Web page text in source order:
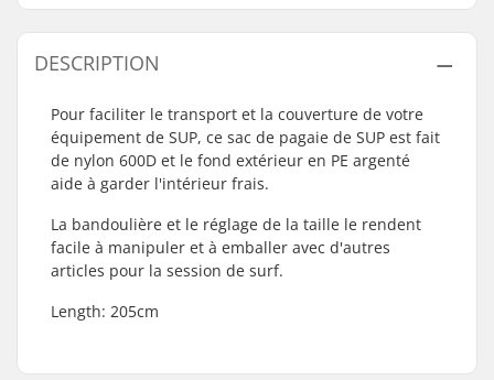
DESCRIPTION
Pour faciliter le transport et la couverture de votre
équipement de SUP, ce sac de pagaie de SUP est fait
de nylon 600D et le fond extérieur en PE argenté
aide à garder l'intérieur frais.
La bandoulière et le réglage de la taille le rendent
facile à manipuler et à emballer avec d'autres
articles pour la session de surf.
Length: 205cm